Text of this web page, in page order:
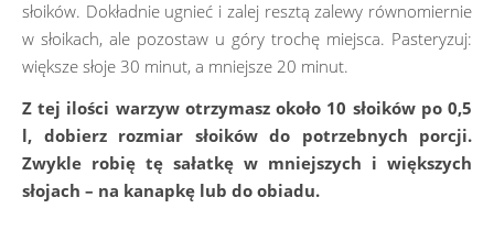
słoików. Dokładnie ugnieć i zalej resztą zalewy równomiernie
w słoikach, ale pozostaw u góry trochę miejsca. Pasteryzuj:
większe słoje 30 minut, a mniejsze 20 minut.
Z tej ilości warzyw otrzymasz około 10 słoików po 0,5
l, dobierz rozmiar słoików do potrzebnych porcji.
Zwykle robię tę sałatkę w mniejszych i większych
słojach – na kanapkę lub do obiadu.